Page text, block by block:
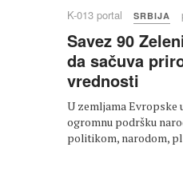
K-013 portal SRBIJA
Savez 90
da sačuva
vrednosti
U zemljama Evropske
ogromnu podršku
politikom, narodom,